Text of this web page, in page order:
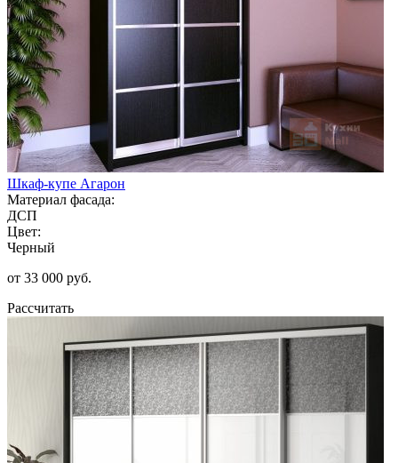
Шкаф-купе Агарон
Материал фасада:
ДСП
Цвет:
Черный
от 33 000 руб.
Рассчитать